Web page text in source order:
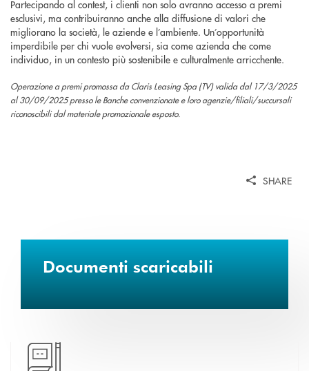
Partecipando al contest, i clienti non solo avranno accesso a premi
esclusivi, ma contribuiranno anche alla diffusione di valori che
migliorano la società, le aziende e l’ambiente. Un’opportunità
imperdibile per chi vuole evolversi, sia come azienda che come
individuo, in un contesto più sostenibile e culturalmente arricchente.
Operazione a premi promossa da Claris Leasing Spa (TV) valida dal 17/3/2025
al 30/09/2025 presso le Banche convenzionate e loro agenzie/ﬁliali/succursali
riconoscibili dal materiale promozionale esposto.
SHARE
Documenti scaricabili